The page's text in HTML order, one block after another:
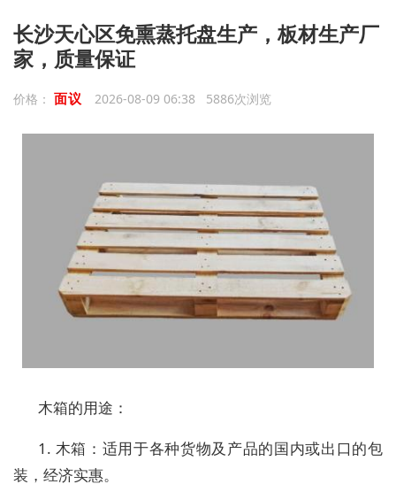
长沙天心区免熏蒸托盘生产，板材生产厂
家，质量保证
价格： 面议 2026-08-09 06:38 5886次浏览
木箱的用途：
1. 木箱：适用于各种货物及产品的国内或出口的包
装，经济实惠。